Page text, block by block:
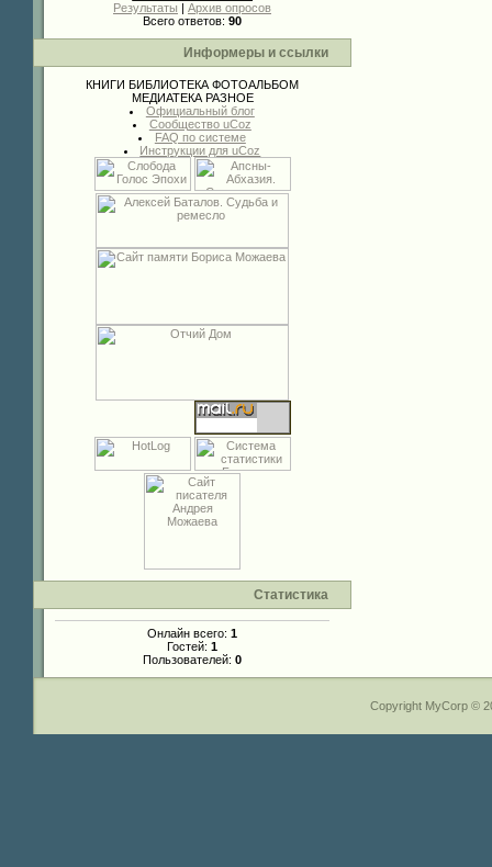
Результаты | Архив опросов
Всего ответов: 90
Информеры и ссылки
КНИГИ БИБЛИОТЕКА ФОТОАЛЬБОМ
МЕДИАТЕКА РАЗНОЕ
Официальный блог
Сообщество uCoz
FAQ по системе
Инструкции для uCoz
Статистика
Онлайн всего: 1
Гостей: 1
Пользователей: 0
Copyright MyCorp ©